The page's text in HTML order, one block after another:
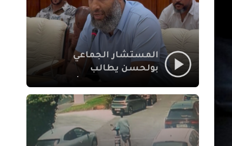
العزوزية
المستشار الجماعي
بولحسن يطالب
أشغال شارع علال
الفاسي بمراكش